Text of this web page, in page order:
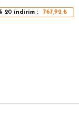
20 indirim : 767,92₺